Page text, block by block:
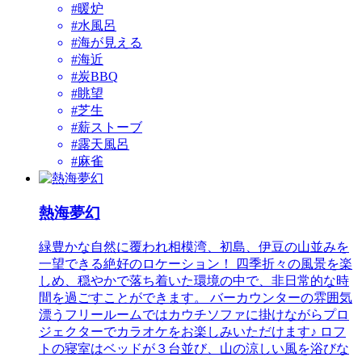
#暖炉
#水風呂
#海が見える
#海近
#炭BBQ
#眺望
#芝生
#薪ストーブ
#露天風呂
#麻雀
熱海夢幻
緑豊かな自然に覆われ相模湾、初島、伊豆の山並みを
一望できる絶好のロケーション！ 四季折々の風景を楽
しめ、穏やかで落ち着いた環境の中で、非日常的な時
間を過ごすことができます。 バーカウンターの雰囲気
漂うフリールームではカウチソファに掛けながらプロ
ジェクターでカラオケをお楽しみいただけます♪ ロフ
トの寝室はベッドが３台並び、山の涼しい風を浴びな